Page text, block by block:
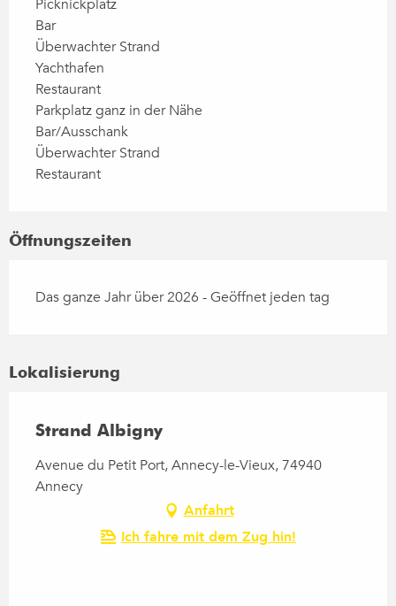
Picknickplatz
Bar
Überwachter Strand
Yachthafen
Restaurant
Parkplatz ganz in der Nähe
Bar/Ausschank
Überwachter Strand
Restaurant
Öffnungszeiten
Das ganze Jahr über 2026 - Geöffnet jeden tag
Lokalisierung
Strand Albigny
Avenue du Petit Port, Annecy-le-Vieux, 74940
Annecy
Anfahrt
Ich fahre mit dem Zug hin!